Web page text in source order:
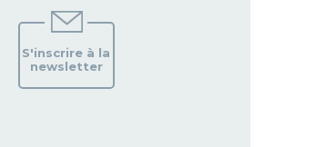
S'inscrire à la
newsletter